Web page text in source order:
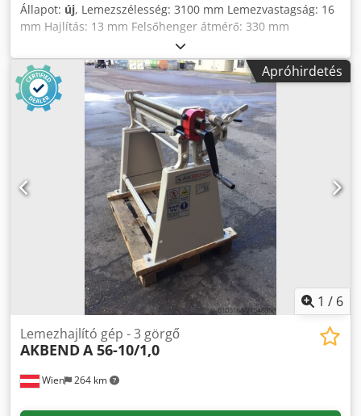
Állapot: új, Lemezszélesség: 3100 mm Lemezvastagság: 16
mm Hajlítás: 13 mm Felsőhenger átmérő: 330 mm
Alsóhenger átmérő: 300 mm Oldalhenger átmérő: 240 mm
Teljes teljesítményigény: 11 kW Gép méretei:
5600x1650x1900 mm Gép súlya: kb. 10 600 kg
Tartozékok/felszereltség: Cedpfx Adsyv I Sme Rerf - Kúpos
hajlítási berendezés - Indukciósan edzett hengerek -
Digitális kijelző az oldalsó hengerekhez - A gép
acélszerkezetből készült - Különálló vezérlőpult - Két
sebesség - Minden henger golyóscsapággyal szerelt - A
felsőhenger ki- és tartócsapágyát a vezérlőpult működteti.
Ha a kiemelő csapágyat kinyitják, a henger automatikusan
felmegy. - Kúpos hengerbeállítás a vezérlőpultról - A
központi hengereket hidraulikus motor és ciklikus hajtómű
mozgatja (felső- és alsóhenger) - Kalibráció
Apróhirdetés
1 / 6
Wien 264 km
Lemezhajlító gép - 3 görgő
AKBENDA 56-10/1,0